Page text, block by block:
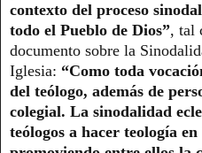
contexto del proceso
todo el Pueblo de Dios”, tal
documento sobre la
Iglesia: “Como toda
del teólogo, además de
colegial. La sinodalidad
teólogos a hacer teología